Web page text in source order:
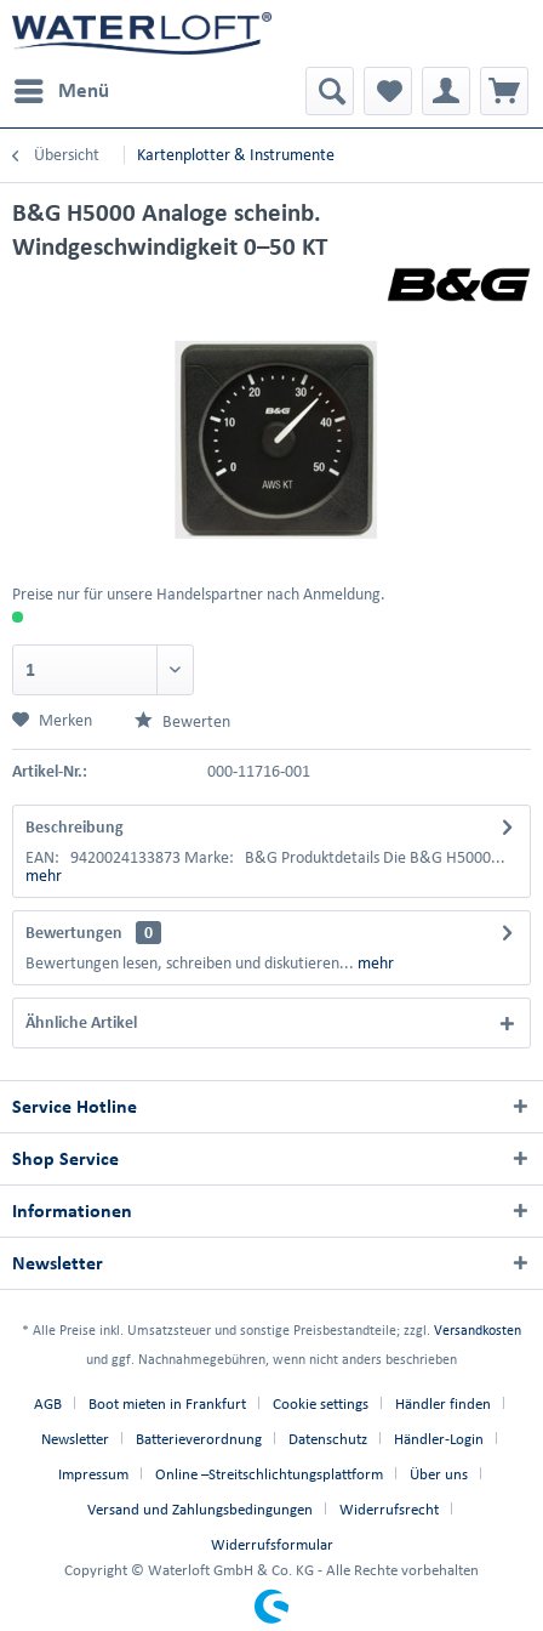
Menü
Übersicht Kartenplotter & Instrumente
B&G H5000 Analoge scheinb.
Windgeschwindigkeit 0–50 KT
Preise nur für unsere Handelspartner nach Anmeldung.
Merken Bewerten
Artikel-Nr.: 000-11716-001
Beschreibung
EAN: 9420024133873 Marke: B&G Produktdetails Die B&G H5000...
mehr
Bewertungen
0
Bewertungen lesen, schreiben und diskutieren... mehr
Ähnliche Artikel
Service Hotline
Shop Service
Informationen
Newsletter
* Alle Preise inkl. Umsatzsteuer und sonstige Preisbestandteile; zzgl. Versandkosten
und ggf. Nachnahmegebühren, wenn nicht anders beschrieben
AGB Boot mieten in Frankfurt Cookie settings Händler finden
Newsletter Batterieverordnung Datenschutz Händler-Login
Impressum Online –Streitschlichtungsplattform Über uns
Versand und Zahlungsbedingungen Widerrufsrecht
Widerrufsformular
Copyright © Waterloft GmbH & Co. KG - Alle Rechte vorbehalten